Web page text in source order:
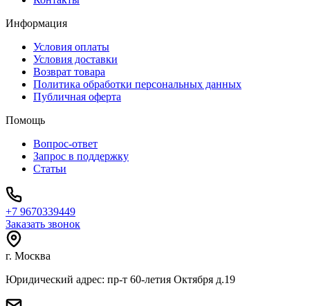
Информация
Условия оплаты
Условия доставки
Возврат товара
Политика обработки персональных данных
Публичная оферта
Помощь
Вопрос-ответ
Запрос в поддержку
Статьи
+7 9670339449
Заказать звонок
г. Москва
Юридический адрес: пр-т 60-летия Октября д.19